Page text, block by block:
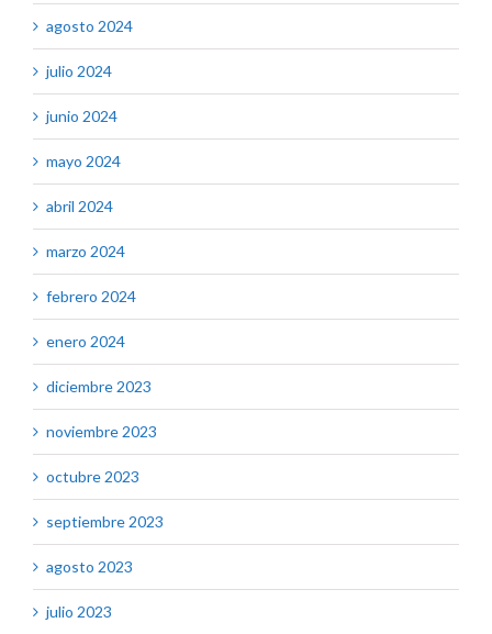
agosto 2024
julio 2024
junio 2024
mayo 2024
abril 2024
marzo 2024
febrero 2024
enero 2024
diciembre 2023
noviembre 2023
octubre 2023
septiembre 2023
agosto 2023
julio 2023